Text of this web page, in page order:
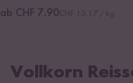
ab CHF 7.90
Vollkorn